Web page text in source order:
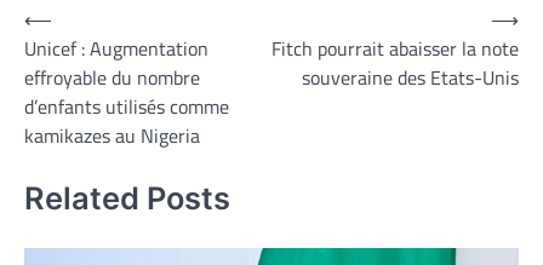
Navigation
de
l’article
⟵
Unicef : Augmentation
effroyable du nombre
d’enfants utilisés comme
kamikazes au Nigeria
Fitch pourrait abaisser la note
souveraine des Etats-Unis
⟶
Related Posts